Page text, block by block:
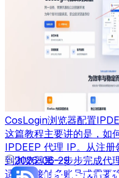
CosLogin浏览器配置
这篇教程主要讲的是，如
IPDEEP 代理 IP。从注
到浏览器里一步步完成代
适合刚接触多账号或需要
2026-06-29